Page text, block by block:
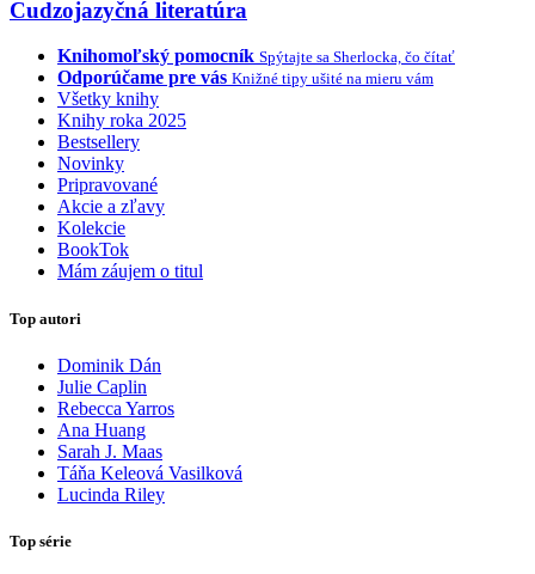
Cudzojazyčná literatúra
Knihomoľský pomocník Spýtajte sa Sherlocka, čo čítať
Odporúčame pre vás Knižné tipy ušité na mieru vám
Všetky knihy
Knihy roka 2025
Bestsellery
Novinky
Pripravované
Akcie a zľavy
Kolekcie
BookTok
Mám záujem o titul
Top autori
Dominik Dán
Julie Caplin
Rebecca Yarros
Ana Huang
Sarah J. Maas
Táňa Keleová Vasilková
Lucinda Riley
Top série